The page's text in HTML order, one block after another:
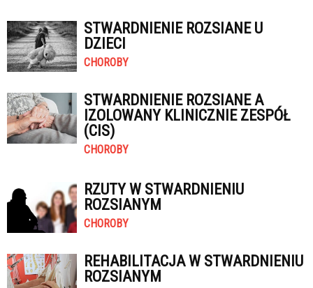
STWARDNIENIE ROZSIANE U
DZIECI
CHOROBY
STWARDNIENIE ROZSIANE A
IZOLOWANY KLINICZNIE ZESPÓŁ
(CIS)
CHOROBY
RZUTY W STWARDNIENIU
ROZSIANYM
CHOROBY
REHABILITACJA W STWARDNIENIU
ROZSIANYM